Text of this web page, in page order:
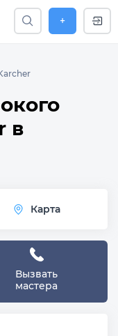
+
в
Карта
Вызвать
мастера